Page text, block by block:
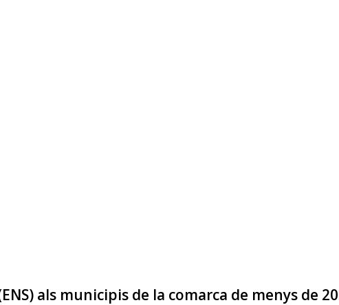
als municipis de la comarca de menys de